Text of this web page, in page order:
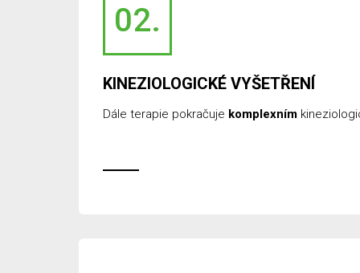
02.
KINEZIOLOGICKÉ VYŠETŘENÍ
Dále terapie pokračuje komplexním